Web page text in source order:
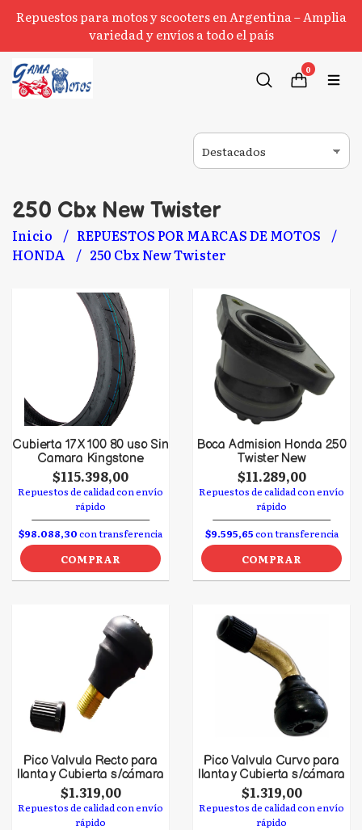
Repuestos para motos y scooters en Argentina – Amplia
variedad y envíos a todo el país
0
250 Cbx New Twister
Inicio
REPUESTOS POR MARCAS DE MOTOS
HONDA
250 Cbx New Twister
Cubierta 17 X 100 80 uso Sin
Camara Kingstone
$115.398,00
Repuestos de calidad con envío
rápido
$98.088,30con transferencia
COMPRAR
Boca Admision Honda 250
Twister New
$11.289,00
Repuestos de calidad con envío
rápido
$9.595,65con transferencia
COMPRAR
Pico Valvula Recto para
llanta y Cubierta s/cámara
$1.319,00
Repuestos de calidad con envío
rápido
Pico Valvula Curvo para
llanta y Cubierta s/cámara
$1.319,00
Repuestos de calidad con envío
rápido